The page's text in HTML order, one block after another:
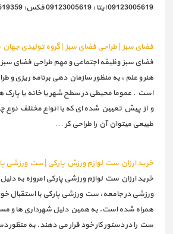
09123005619 ایتا : 09123005619 فکس: 65519359
فضای سبز | طراحی فضای سبز | گروه تولیدی جهان
فضای سبز وظیفه اجتماعی و مهم طراحی فضای سبز
هنر و علم ، به منظور سازمان دهی برنامه ریزی و
است . عموما محیطی در سطح شهر یا خانه یا پارک
و از پیش تعیین شده ای که با انواع مختلف
طبیعی میتوان آن را طراحی کر...
خرید ارزان ست لوازم ورزش پارکی | ست ورزشی
خرید ارزان ست لوازم ورزشی پارکی امروزه به
ورزشی در جامعه، ست ورزشی پارکی با استقبال
همراه شده است. به همین دلیل شهرداری ها و
ست را در دستور کار خود قرار می دهند. به منظور